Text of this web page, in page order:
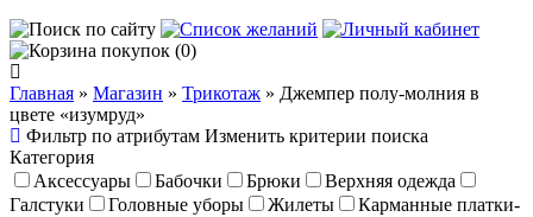
(0)
Главная » Магазин » Трикотаж » Джемпер полу-молния в
цвете «изумруд»
Фильтр по атрибутам Изменить критерии поиска
Категория
Аксессуары
Бабочки Брюки
Верхняя одежда
Галстуки
Головные уборы Жилеты
Карманные платки-